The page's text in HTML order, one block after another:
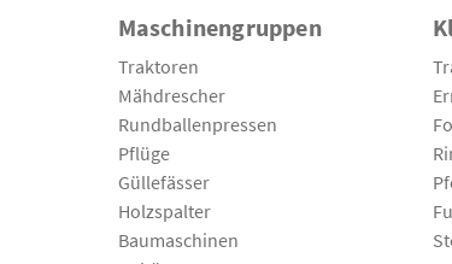
Maschinengruppen
Traktoren
Mähdrescher
Rundballenpressen
Pflüge
Güllefässer
Holzspalter
Baumaschinen